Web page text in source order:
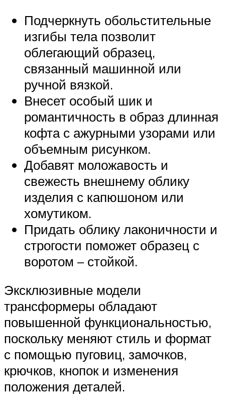
Подчеркнуть обольстительные
изгибы тела позволит
облегающий образец,
связанный машинной или
ручной вязкой.
Внесет особый шик и
романтичность в образ длинная
кофта с ажурными узорами или
объемным рисунком.
Добавят моложавость и
свежесть внешнему облику
изделия с капюшоном или
хомутиком.
Придать облику лаконичности и
строгости поможет образец с
воротом – стойкой.
Эксклюзивные модели
трансформеры обладают
повышенной функциональностью,
поскольку меняют стиль и формат
с помощью пуговиц, замочков,
крючков, кнопок и изменения
положения деталей.